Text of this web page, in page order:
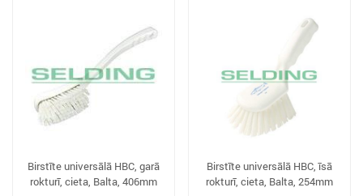
Birstīte universālā HBC, garā
rokturī, cieta, Balta, 406mm
Birstīte universālā HBC, īsā
rokturī, cieta, Balta, 254mm